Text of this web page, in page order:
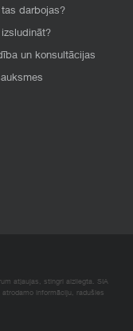
tas darbojas?
izsludināt?
un konsultācijas
atļaujas, stingri aizliegta. SIA
informāciju, radušies